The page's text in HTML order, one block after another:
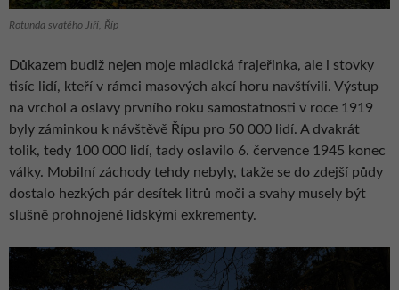
Rotunda svatého Jiří, Říp
Důkazem budiž nejen moje mladická frajeřinka, ale i stovky
tisíc lidí, kteří v rámci masových akcí horu navštívili. Výstup
na vrchol a oslavy prvního roku samostatnosti v roce 1919
byly záminkou k návštěvě Řípu pro 50 000 lidí. A dvakrát
tolik, tedy 100 000 lidí, tady oslavilo 6. července 1945 konec
války. Mobilní záchody tehdy nebyly, takže se do zdejší půdy
dostalo hezkých pár desítek litrů moči a svahy musely být
slušně prohnojené lidskými exkrementy.